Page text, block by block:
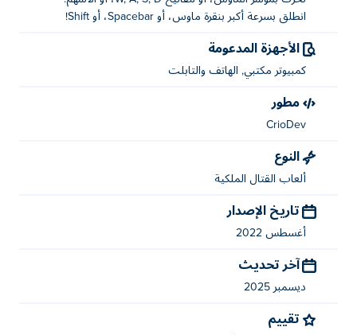
انطلق بسرعة أكبر بنقرة ماوس، أو Spacebar، أو Shift!
الأجهزة المدعومة
كمبيوتر مكتبي, الهاتف والتابلت
مطور
CrioDev
النوع
ألعاب القتال الملكية
تاريخ الإصدار
أغسطس 2022
آخر تحديث
ديسمبر 2025
تقييم